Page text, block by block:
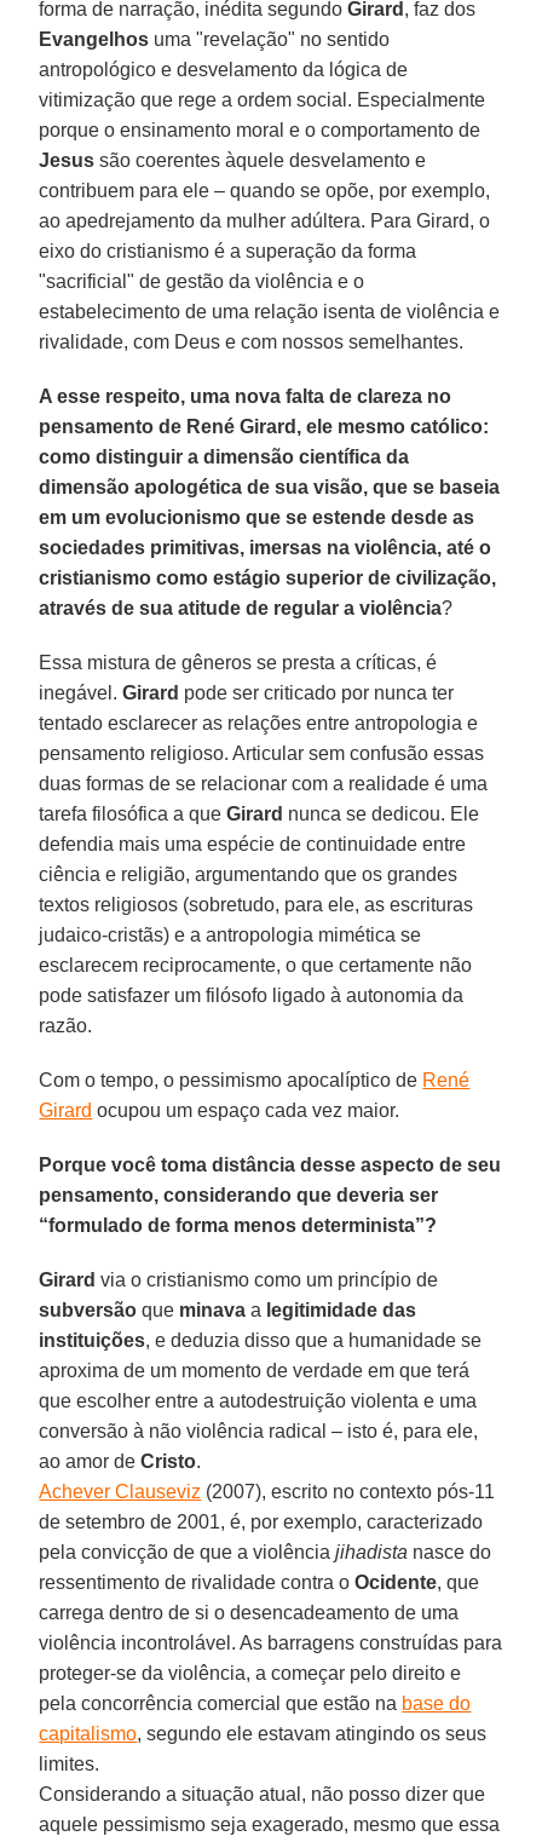
forma de narração, inédita segundoGirard , faz dos
Evangelhos uma "revelação" no sentido
antropológico e desvelamento da lógica de
vitimização que rege a ordem social. Especialmente
porque o ensinamento moral e o comportamento de
Jesus são coerentes àquele desvelamento e
contribuem para ele – quando se opõe, por exemplo,
ao apedrejamento da mulher adúltera. Para Girard, o
eixo do cristianismo é a superação da forma
"sacrificial" de gestão da violência e o
estabelecimento de uma relação isenta de violência e
rivalidade, com Deus e com nossos semelhantes.
A esse respeito, uma nova falta de clareza no
pensamento de René Girard, ele mesmo católico:
como distinguir a dimensão científica da
dimensão apologética de sua visão, que se baseia
em um evolucionismo que se estende desde as
sociedades primitivas, imersas na violência, até o
cristianismo como estágio superior de civilização,
através de sua atitude de regular a violência?
Essa mistura de gêneros se presta a críticas, é
inegável.Girard pode ser criticado por nunca ter
tentado esclarecer as relações entre antropologia e
pensamento religioso. Articular sem confusão essas
duas formas de se relacionar com a realidade é uma
tarefa filosófica a queGirard nunca se dedicou. Ele
defendia mais uma espécie de continuidade entre
ciência e religião, argumentando que os grandes
textos religiosos (sobretudo, para ele, as escrituras
judaico-cristãs) e a antropologia mimética se
esclarecem reciprocamente, o que certamente não
pode satisfazer um filósofo ligado à autonomia da
razão.
Com o tempo, o pessimismo apocalíptico de René
Girard ocupou um espaço cada vez maior.
Porque você toma distância desse aspecto de seu
pensamento, considerando que deveria ser
“formulado de forma menos determinista”?
Girard via o cristianismo como um princípio de
subversão que minava a legitimidade das
instituições, e deduzia disso que a humanidade se
aproxima de um momento de verdade em que terá
que escolher entre a autodestruição violenta e uma
conversão à não violência radical – isto é, para ele,
ao amor deCristo.
Achever Clauseviz (2007), escrito no contexto pós-11
de setembro de 2001, é, por exemplo, caracterizado
pela convicção de que a violênciajihadista nasce do
ressentimento de rivalidade contra oOcidente, que
carrega dentro de si o desencadeamento de uma
violência incontrolável. As barragens construídas para
proteger-se da violência, a começar pelo direito e
pela concorrência comercial que estão na base do
capitalismo, segundo ele estavam atingindo os seus
limites.
Considerando a situação atual, não posso dizer que
aquele pessimismo seja exagerado, mesmo que essa